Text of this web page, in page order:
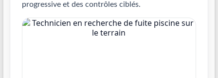
progressive et des contrôles ciblés.